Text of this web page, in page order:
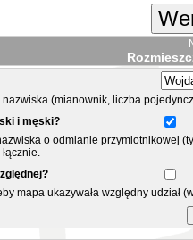
nazwiska (mianownik, liczba
i męski?
o odmianie przymiotnikowej
mapa ukazywała względny